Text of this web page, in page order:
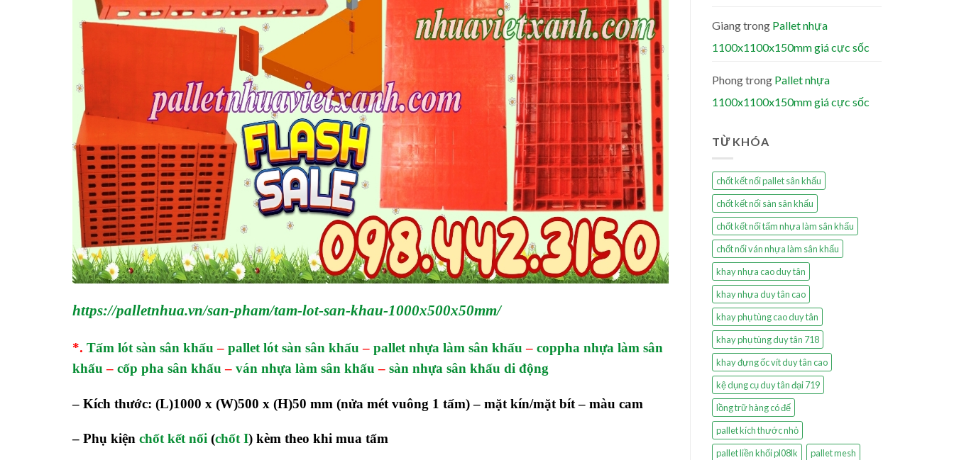
https://palletnhua.vn/san-pham/tam-lot-san-khau-1000x500x50mm/
*. Tấm lót sàn sân khấu – pallet lót sàn sân khấu – pallet nhựa làm sân khấu – coppha nhựa làm sân
khấu – cốp pha sân khấu – ván nhựa làm sân khấu – sàn nhựa sân khấu di động
– Kích thước: (L)1000 x (W)500 x (H)50 mm (nửa mét vuông 1 tấm) – mặt kín/mặt bít – màu cam
– Phụ kiện chốt kết nối (chốt I) kèm theo khi mua tấm
Giangtrong Pallet nhựa
1100x1100x150mm giá cực sốc
Phongtrong Pallet nhựa
1100x1100x150mm giá cực sốc
TỪ KHÓA
chốt kết nối pallet sân khấu
chốt kết nối sàn sân khấu
chốt kết nối tấm nhựa làm sân khấu
chốt nối ván nhựa làm sân khấu
khay nhựa cao duy tân
khay nhựa duy tân cao
khay phụ tùng cao duy tân
khay phụ tùng duy tân 718
khay đựng ốc vít duy tân cao
kệ dụng cụ duy tân đại 719
lồng trữ hàng có đế
pallet kích thước nhỏ
pallet liền khối pl08lk
pallet mesh